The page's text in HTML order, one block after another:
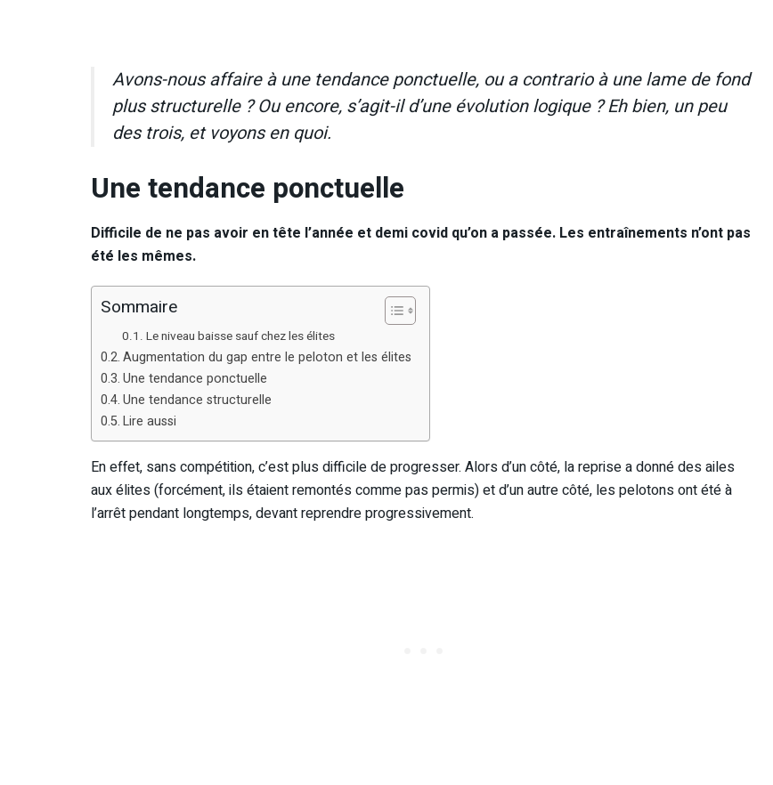
Avons-nous affaire à une tendance ponctuelle, ou a contrario à une lame de fond
plus structurelle ? Ou encore, s’agit-il d’une évolution logique ? Eh bien, un peu
des trois, et voyons en quoi.
Une tendance ponctuelle
Difficile de ne pas avoir en tête l’année et demi covid qu’on a passée. Les entraînements n’ont pas
été les mêmes.
Sommaire
Le niveau baisse sauf chez les élites
Augmentation du gap entre le peloton et les élites
Une tendance ponctuelle
Une tendance structurelle
Lire aussi
En effet, sans compétition, c’est plus difficile de progresser. Alors d’un côté, la reprise a donné des ailes
aux élites (forcément, ils étaient remontés comme pas permis) et d’un autre côté, les pelotons ont été à
l’arrêt pendant longtemps, devant reprendre progressivement.